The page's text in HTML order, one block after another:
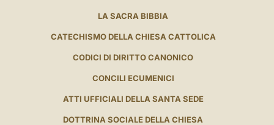
LA SACRA BIBBIA
CATECHISMO DELLA CHIESA CATTOLICA
CODICI DI DIRITTO CANONICO
CONCILI ECUMENICI
ATTI UFFICIALI DELLA SANTA SEDE
DOTTRINA SOCIALE DELLA CHIESA